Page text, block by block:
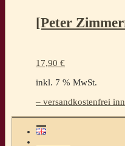
[Peter
17,90 €
inkl. 7 % MwSt.
– versandkostenfrei